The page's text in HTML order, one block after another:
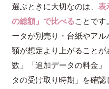
選ぶときに大切なのは、 表
の総額」で比べることで
ータが別売り・台紙やア
額が想定より上がることが
数」「追加データの料金
タの受け取り時期」を確